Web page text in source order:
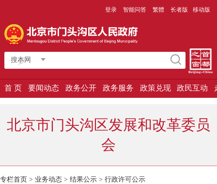
登录 智能问答 繁體 长者版 移动版
搜本网
首 页 要闻动态 政务公开 政务服务 政策兑现 政民互动
北京市门头沟区发展和改革委员
会
专栏首页 > 业务动态 > 结果公示 > 行政许可公示